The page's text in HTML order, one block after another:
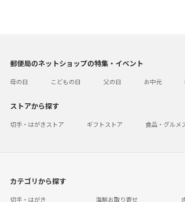
郵便局のネットショップの特集・イベント
母の日 こどもの日 父の日 お中元
ストアから探す
切手・はがきストア ギフトストア 食品・グルメ
カテゴリから探す
切手・はがき 海鮮お取り寄せ